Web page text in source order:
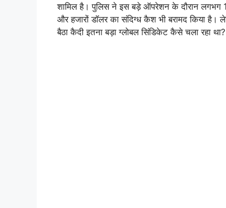
शामिल है। पुलिस ने इस बड़े ऑपरेशन के दौरान लगभग
और हजारों डॉलर का संदिग्ध कैश भी बरामद किया
बैठा कैदी इतना बड़ा ग्लोबल सिंडिकेट कैसे चला रहा था?